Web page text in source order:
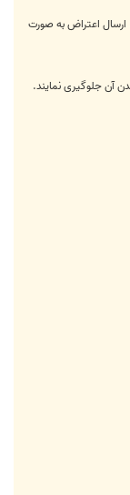
ارسال اعتراض به صورت
آن جلوگیری نمایند.